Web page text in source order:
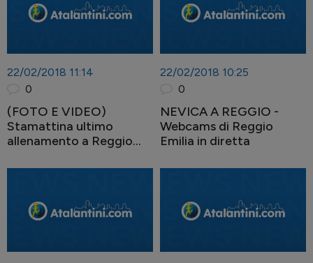
22/02/2018 11:14
0
(FOTO E VIDEO)
Stamattina ultimo
allenamento a Reggio
22/02/2018 10:25
0
NEVICA A REGGIO -
Webcams di Reggio
Emilia in diretta